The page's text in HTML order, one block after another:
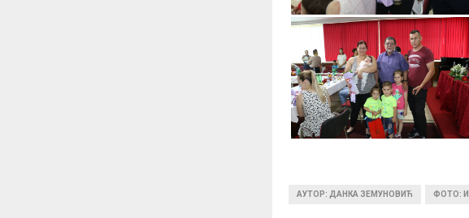
АУТОР: ДАНКА ЗЕМУНОВИЋ ФОТО: